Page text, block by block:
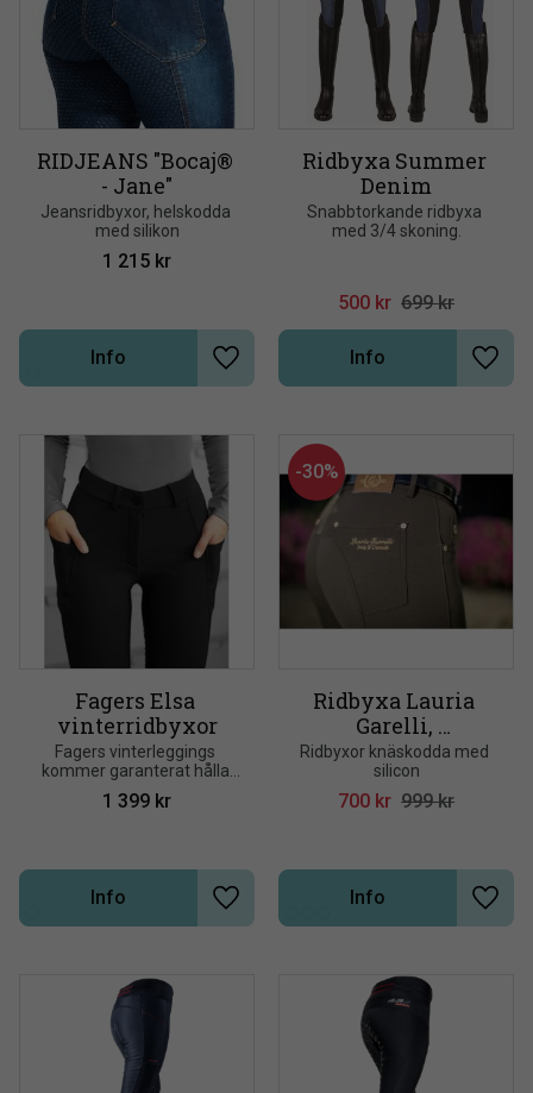
RIDJEANS "Bocaj®
- Jane"
Jeansridbyxor, helskodda
med silikon
1 215 kr
Lägg till i önskelista
Info
Ridbyxa Summer
Denim
Snabbtorkande ridbyxa
med 3/4 skoning.
500 kr 699kr
Lägg
Info
Fagers Elsa
vinterridbyxor
Fagers vinterleggings
kommer garanterat hålla
dig varm under den
vintersäsongen
1 399 kr
Lägg till i önskelista
Info
Ridbyxa Lauria
Garelli,
siliconskodda
Ridbyxor knäskodda med
silicon
700 kr 999kr
30%
Lägg
Info